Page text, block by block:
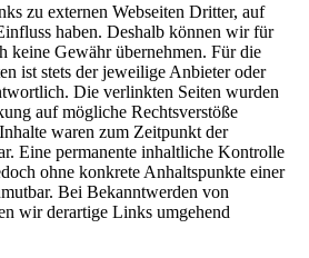
zu externen Webseiten Dritter, auf
haben. Deshalb können wir für
keine Gewähr übernehmen. Für die
ist stets der jeweilige Anbieter oder
Die verlinkten Seiten wurden
auf mögliche Rechtsverstöße
waren zum Zeitpunkt der
Eine permanente inhaltliche Kontrolle
ohne konkrete Anhaltspunkte einer
Bei Bekanntwerden von
wir derartige Links umgehend